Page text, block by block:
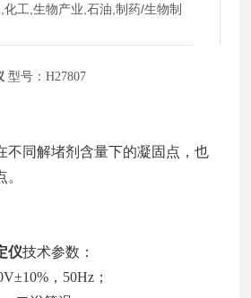
化工,生物产业,石油,制药/生物制
型号：H27807
不同解堵剂含量下的凝固点，也
仪技术参数：
，50Hz；